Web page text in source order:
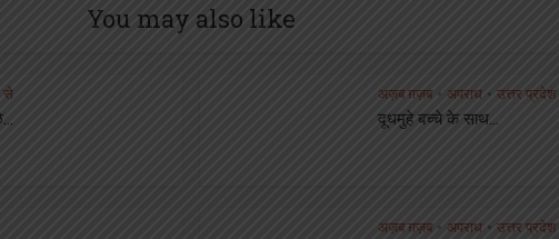
You may also like
से अज़ब ग़ज़ब अपराध • उत्तर प्रदेश
दूधमुहे बच्चे के साथ...
अज़ब ग़ज़ब अपराध • उत्तर प्रदेश